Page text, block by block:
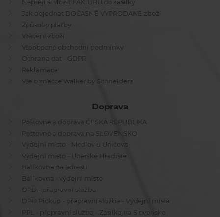
Nepřeji si vložit FAKTURU do zásilky
Jak objednat DOČASNĚ VYPRODANÉ zboží
Způsoby platby
Vrácení zboží
Všeobecné obchodní podmínky
Ochrana dat - GDPR
Reklamace
Vše o značce Walker by Schneiders
Doprava
Poštovné a doprava ČESKÁ REPUBLIKA
Poštovné a doprava na SLOVENSKO
Výdejní místo - Medlov u Uničova
Výdejní místo - Uherské Hradiště
Balíkovna na adresu
Balíkovna - výdejní místo
DPD - přepravní služba
DPD Pickup - přepravní služba - Výdejní místa
PPL - přepravní služba - Zásilka na Slovensko